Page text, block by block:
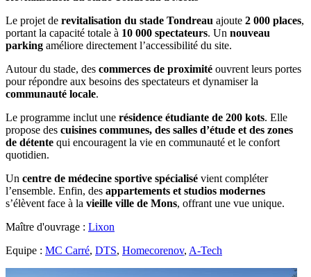
Le projet de revitalisation du stade Tondreau ajoute 2 000 places,
portant la capacité totale à 10 000 spectateurs. Un nouveau
parking améliore directement l’accessibilité du site.
Autour du stade, des commerces de proximité ouvrent leurs portes
pour répondre aux besoins des spectateurs et dynamiser la
communauté locale.
Le programme inclut une résidence étudiante de 200 kots. Elle
propose des cuisines communes, des salles d’étude et des zones
de détente qui encouragent la vie en communauté et le confort
quotidien.
Un centre de médecine sportive spécialisé vient compléter
l’ensemble. Enfin, des appartements et studios modernes
s’élèvent face à la vieille ville de Mons, offrant une vue unique.
Maître d'ouvrage : Lixon
Equipe : MC Carré, DTS, Homecorenov, A-Tech